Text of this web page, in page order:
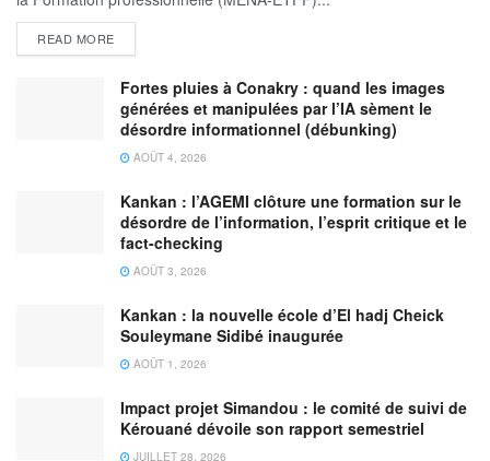
READ MORE
Fortes pluies à Conakry : quand les images
générées et manipulées par l’IA sèment le
désordre informationnel (débunking)
AOÛT 4, 2026
Kankan : l’AGEMI clôture une formation sur le
désordre de l’information, l’esprit critique et le
fact-checking
AOÛT 3, 2026
Kankan : la nouvelle école d’El hadj Cheick
Souleymane Sidibé inaugurée
AOÛT 1, 2026
Impact projet Simandou : le comité de suivi de
Kérouané dévoile son rapport semestriel
JUILLET 28, 2026